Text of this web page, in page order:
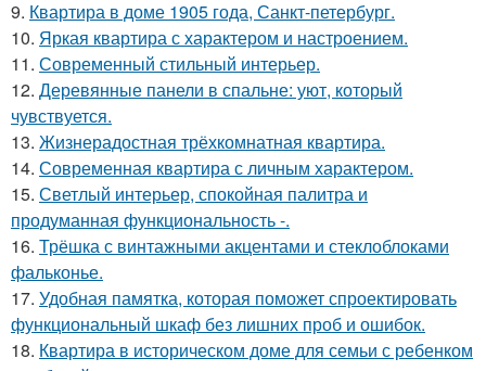
9. Квартира в доме 1905 года, Санкт-петербург.
10. Яркая квартира с характером и настроением.
11. Современный стильный интерьер.
12. Деревянные панели в спальне: уют, который
чувствуется.
13. Жизнерадостная трёхкомнатная квартира.
14. Современная квартира с личным характером.
15. Светлый интерьер, спокойная палитра и
продуманная функциональность -.
16. Трёшка с винтажными акцентами и стеклоблоками
фальконье.
17. Удобная памятка, которая поможет спроектировать
функциональный шкаф без лишних проб и ошибок.
18. Квартира в историческом доме для семьи с ребенком